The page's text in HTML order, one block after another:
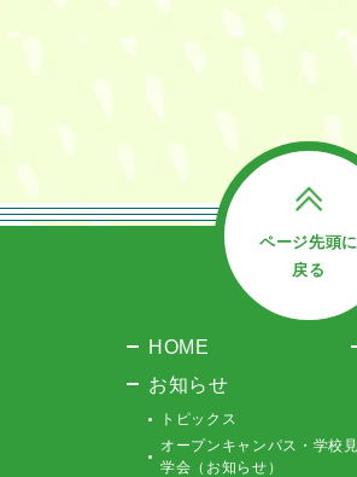
ページ先頭に
戻る
HOME
お知らせ
トピックス
オープンキャンパス・学校見
学会（お知らせ）